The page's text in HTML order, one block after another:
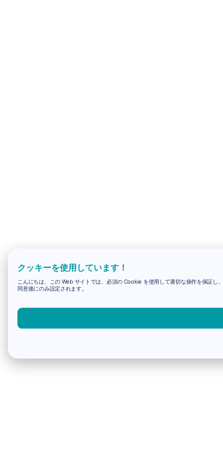
クッキーを使用しています！
こんにちは、この Web サイトでは、必須の Cookie を使用して適切な操作を保証
同意後にのみ設定されます。